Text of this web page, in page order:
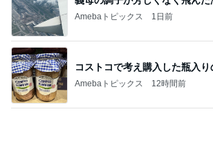
迷った末に選んだ季節のパフェ
Amebaトピックス 19時間前